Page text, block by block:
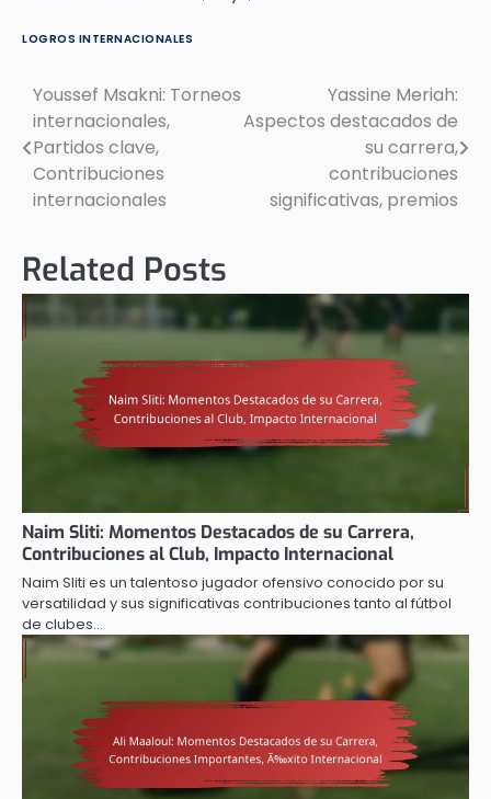
LOGROS INTERNACIONALES
Post
navigation
Youssef Msakni: Torneos
internacionales,
Partidos clave,
Contribuciones
internacionales
Yassine Meriah:
Aspectos destacados de
su carrera,
contribuciones
significativas, premios
Related Posts
Naim Sliti: Momentos Destacados de su Carrera,
Contribuciones al Club, Impacto Internacional
Naim Sliti es un talentoso jugador ofensivo conocido por su
versatilidad y sus significativas contribuciones tanto al fútbol
de clubes…